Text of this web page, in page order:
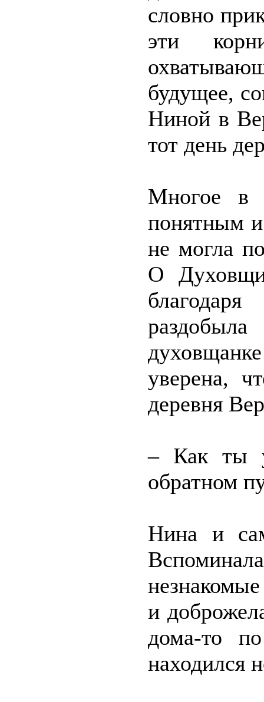
словно
эти
будущее,
Ниной в
тот день
Многое в
понятным
не могла
О
уверена,
деревня
– Как ты
обратном
Нина и
и
дома-то
находился